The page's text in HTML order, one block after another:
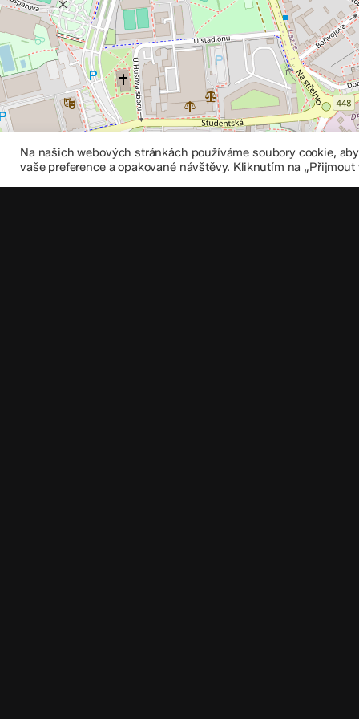
Na našich webových stránkách používáme soubory cookie,
vaše preference a opakované návštěvy. Kliknutím na